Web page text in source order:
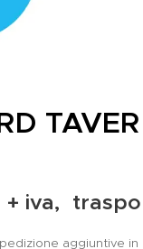
TAVER
iva,
aggiuntive